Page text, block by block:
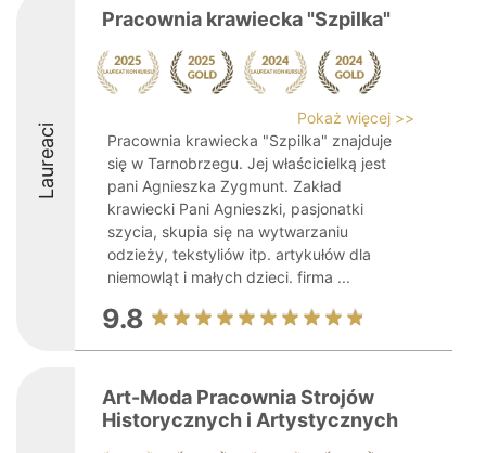
Laureaci
Pracownia krawiecka "Szpilka"
Pokaż więcej >>
Pracownia krawiecka "Szpilka" znajduje
się w Tarnobrzegu. Jej właścicielką jest
pani Agnieszka Zygmunt. Zakład
krawiecki Pani Agnieszki, pasjonatki
szycia, skupia się na wytwarzaniu
odzieży, tekstyliów itp. artykułów dla
niemowląt i małych dzieci. firma ...
9.8
Art-Moda Pracownia Strojów
Historycznych i Artystycznych